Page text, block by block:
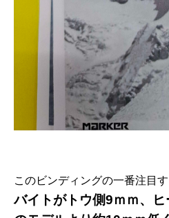
このビンディングの一番注目
バイトがトウ側9ｍｍ、